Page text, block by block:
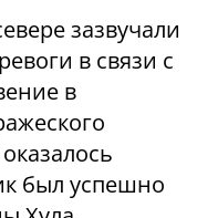
зазвучали
в связи с
в
был успешно